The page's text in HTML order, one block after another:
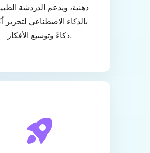
ذهنية، ويدعم الدردشة
بالذكاء الاصطناعي لتحرير
ذكاءً وتوسيع الأفكار.